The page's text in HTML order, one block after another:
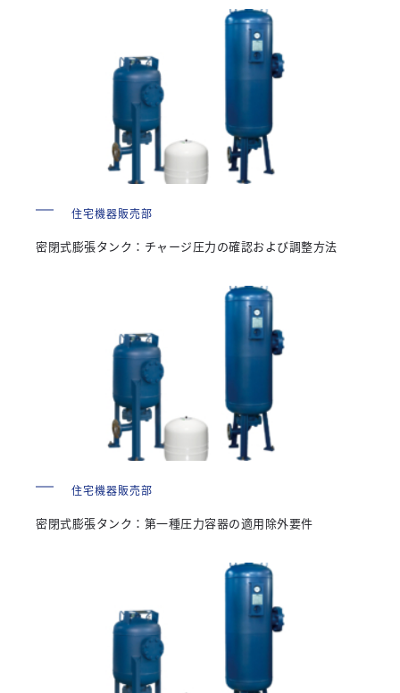
住宅機器販売部
密閉式膨張タンク：チャージ圧力の確認および調整方法
住宅機器販売部
密閉式膨張タンク：第一種圧力容器の適用除外要件